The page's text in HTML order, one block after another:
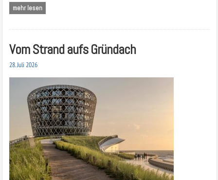
mehr lesen
Vom Strand aufs Gründach
28. Juli 2026